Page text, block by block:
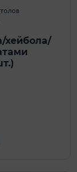
хейбола/